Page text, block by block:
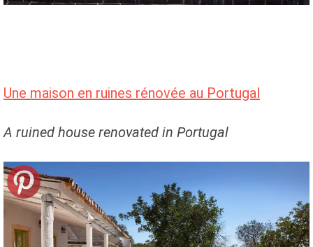
Une maison en ruines rénovée au Portugal
A ruined house renovated in Portugal